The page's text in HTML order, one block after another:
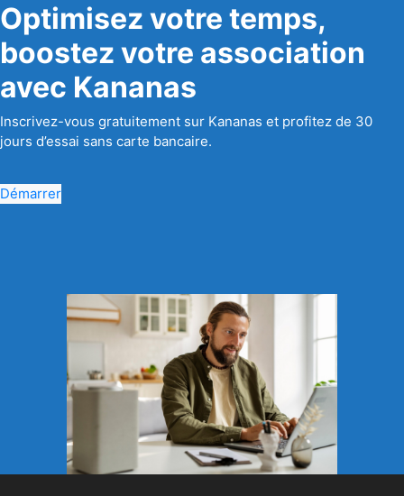
Optimisez votre temps,
boostez votre association
avec Kananas
Inscrivez-vous gratuitement sur Kananas et profitez de 30
jours d’essai sans carte bancaire.
Démarrer